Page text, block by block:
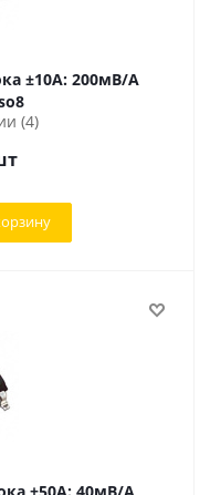
so8
(4)